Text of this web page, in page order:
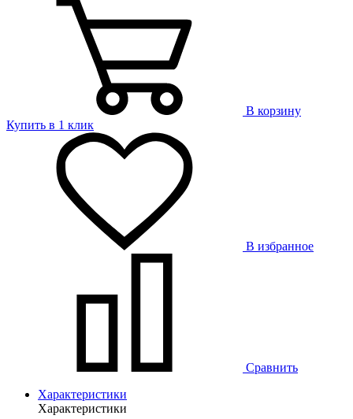
В корзину
Купить в 1 клик
В избранное
Сравнить
Характеристики
Характеристики